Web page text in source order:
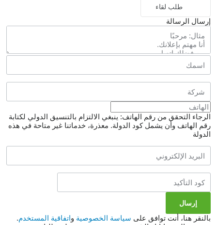
طلب لقاء
إرسال الرسالة
الرجاء التحقق من رقم الهاتف: ينبغي الالتزام بالتنسيق الدولي لكتابة
رقم الهاتف وأن يشمل كود الدولة. معذرة، خدماتنا غير متاحة في هذه
الدولة
بالنقر هنا، أنت توافق على سياسة الخصوصية واتفاقية المستخدم.